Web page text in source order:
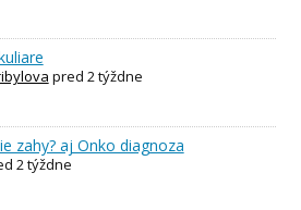
pred 2 týždne
zahy? aj Onko diagnoza
2 týždne